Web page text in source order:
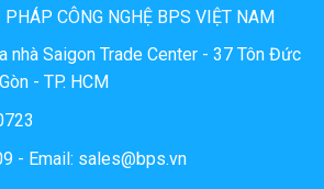
PHÁP CÔNG NGHỆ BPS VIỆT NAM
nhà Saigon Trade Center - 37 Tôn Đức
- TP. HCM
- Email: sales@bps.vn